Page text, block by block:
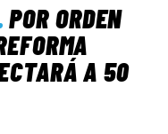
POR ORDEN
A 50